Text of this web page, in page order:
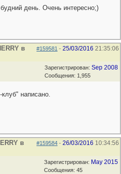
день. Очень интересно;)
#159581 - 25/03/2016 21:35:06
в
Зарегистрирован: Sep 2008
Сообщения: 1,955
написано.
#159584 - 26/03/2016 10:34:56
в
Зарегистрирован: May 2015
Сообщения: 45